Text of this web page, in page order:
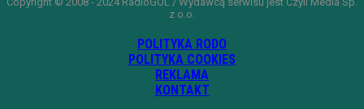
z o.o.
POLITYKA RODO
POLITYKA COOKIES
REKLAMA
KONTAKT